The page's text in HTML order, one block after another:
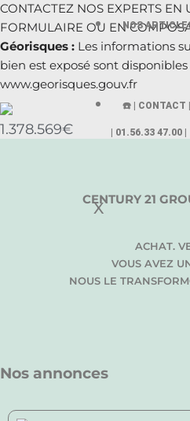
NOS
☎️ | CONTACT |
| 01.56.33 47.00 |
X
CONTACTEZ NOS EXPERTS EN
FORMULAIRE OU EN
Géorisques : Les informations
bien est exposé sont
www.georisques.gouv.fr
1.378.569€
CENTURY 21
ACHAT.
VOUS AVEZ
NOUS LE
Nos annonces